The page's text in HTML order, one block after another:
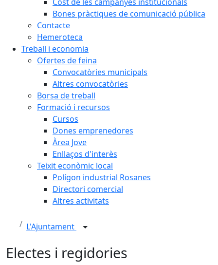
Bones pràctiques de comunicació pública
Contacte
Hemeroteca
Treball i economia
Ofertes de feina
Convocatòries municipals
Altres convocatòries
Borsa de treball
Formació i recursos
Cursos
Dones emprenedores
Àrea Jove
Enllaços d'interès
Teixit econòmic local
Polígon industrial Rosanes
Directori comercial
Altres activitats
L'Ajuntament
Electes i regidories